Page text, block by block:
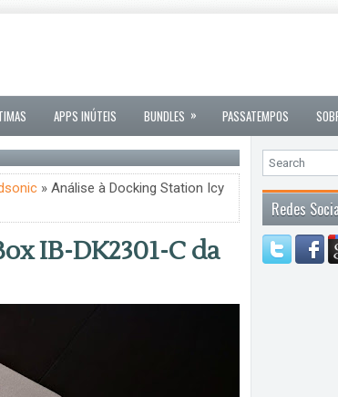
APPS INÚTEIS BUNDLES » PASSATEMPOS
» Análise à Docking Station Icy
IB-DK2301-C da
Redes